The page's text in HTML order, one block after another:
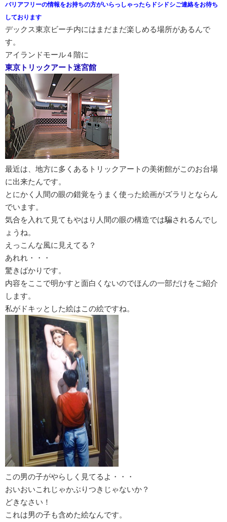
バリアフリーの情報をお持ちの方がいらっしゃったらドシドシご連絡をお待ち
しております
デックス東京ビーチ内にはまだまだ楽しめる場所があるんで
す。
アイランドモール４階に
東京トリックアート迷宮館
最近は、地方に多くあるトリックアートの美術館がこのお台場
に出来たんです。
とにかく人間の眼の錯覚をうまく使った絵画がズラリとならん
でいます。
気合を入れて見てもやはり人間の眼の構造では騙されるんでし
ょうね。
えっこんな風に見えてる？
あれれ・・・
驚きばかりです。
内容をここで明かすと面白くないのでほんの一部だけをご紹介
します。
私がドキッとした絵はこの絵ですね。
この男の子がやらしく見てるよ・・・
おいおいこれじゃかぶりつきじゃないか？
どきなさい！
これは男の子も含めた絵なんです。